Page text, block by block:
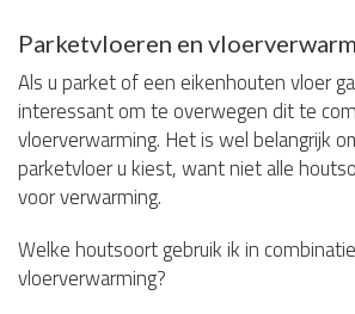
Parketvloeren en
Als u parket of een eikenhouten vloer
interessant om te overwegen dit te
vloerverwarming. Het is wel belangrijk
parketvloer u kiest, want niet alle
voor verwarming.
Welke houtsoort gebruik ik in
vloerverwarming?